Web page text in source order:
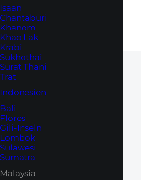
Isaan
Chantaburi
Khanom
Khao Lak
Krabi
Sukhothai
Surat Thani
Trat
Indonesien
Bali
Flores
Gili-Inseln
Lombok
Sulawesi
Sumatra
Malaysia